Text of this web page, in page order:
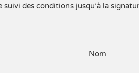
des conditions jusqu’à la
Nom